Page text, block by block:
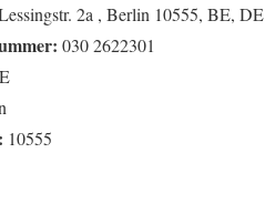
2a , Berlin 10555, BE, DE
030 2622301
10555